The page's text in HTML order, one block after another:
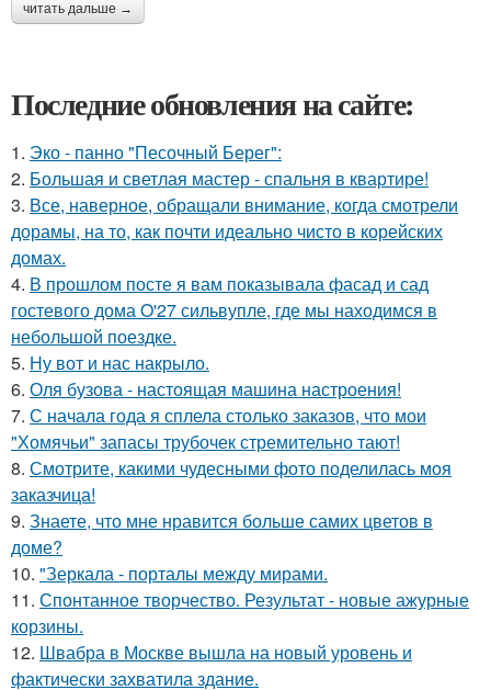
читать дальше →
Последние обновления на сайте:
1. Эко - панно "Песочный Берег":
2. Большая и светлая мастер - спальня в квартире!
3. Все, наверное, обращали внимание, когда смотрели
дорамы, на то, как почти идеально чисто в корейских
домах.
4. В прошлом посте я вам показывала фасад и сад
гостевого дома O'27 сильвупле, где мы находимся в
небольшой поездке.
5. Ну вот и нас накрыло.
6. Оля бузова - настоящая машина настроения!
7. С начала года я сплела столько заказов, что мои
"Хомячьи" запасы трубочек стремительно тают!
8. Смотрите, какими чудесными фото поделилась моя
заказчица!
9. Знаете, что мне нравится больше самих цветов в
доме?
10. "Зеркала - порталы между мирами.
11. Спонтанное творчество. Результат - новые ажурные
корзины.
12. Швабра в Москве вышла на новый уровень и
фактически захватила здание.